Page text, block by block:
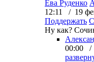
Ева Руденко
12:11 / 19
Поддержать
Ну как?
00:00 /